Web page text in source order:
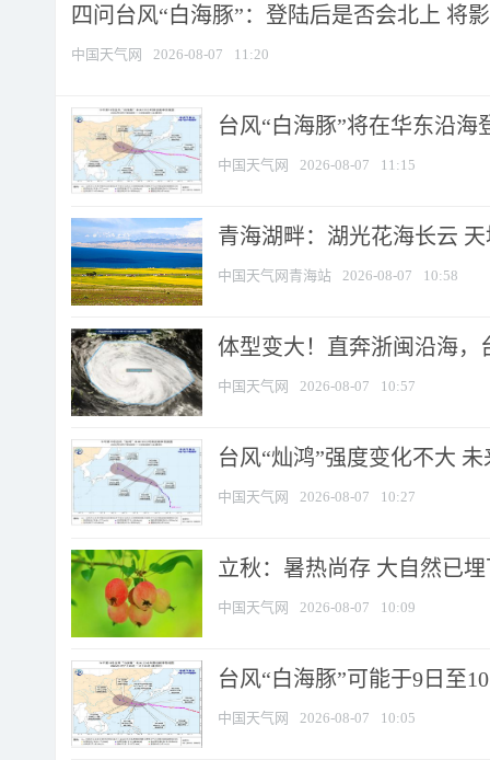
四问台风“白海豚”：登陆后是否会北上 将
中国天气网 2026-08-07 11:20
台风“白海豚”将在华东沿
中国天气网 2026-08-07 11:15
青海湖畔：湖光花海长云
中国天气网青海站 2026-08-07 10:58
体型变大！直奔浙闽沿海，
中国天气网 2026-08-07 10:57
台风“灿鸿”强度变化不大
中国天气网 2026-08-07 10:27
立秋：暑热尚存 大自然已
中国天气网 2026-08-07 10:09
台风“白海豚”可能于9日至
中国天气网 2026-08-07 10:05